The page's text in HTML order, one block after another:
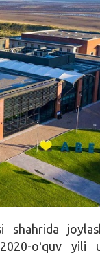
shahrida
oʻquv yili